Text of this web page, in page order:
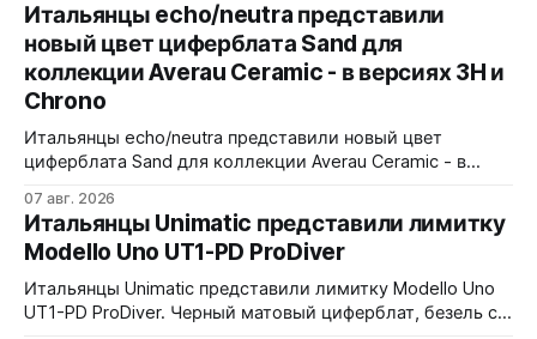
Итальянцы echo/neutra представили
новый цвет циферблата Sand для
коллекции Averau Ceramic - в версиях 3H и
Chrono
Итальянцы echo/neutra представили новый цвет
циферблата Sand для коллекции Averau Ceramic - в
контрастирует с тёмным корпусом из матовой чёрной
керамики и титана Grade 2. Сапфировое стекло с
куполом, завинчивающаяся заводная головка,
водозащита 100 метров. Ремешки на выбор - чёрный
текстильный, чёрный веганский (BioVeg из
07 авг. 2026
Итальянцы Unimatic представили лимитку
Modello Uno UT1-PD ProDiver
Итальянцы Unimatic представили лимитку Modello Uno
UT1-PD ProDiver. Черный матовый циферблат, безель с